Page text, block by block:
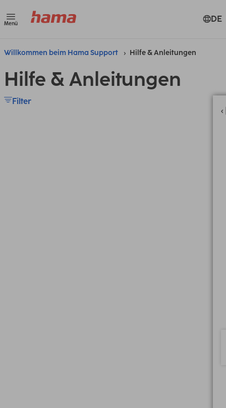
Menü DE
Willkommen beim Hama Support Hilfe & Anleitungen
Hilfe & Anleitungen
Filter